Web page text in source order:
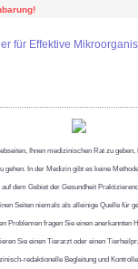
Ihnen medizinischen Rat zu geben,
gehen. In der Medizin gibt es keine
dem Gebiet der Gesundheit
Seiten niemals als alleinige Quelle für
Problemen fragen Sie einen anerkannten
Sie einen Tierarzt oder einen
redaktionelle Begleitung und